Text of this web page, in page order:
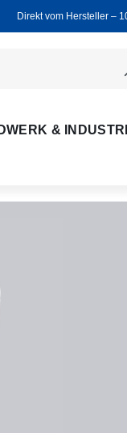
Direkt vom Hersteller ‒
&